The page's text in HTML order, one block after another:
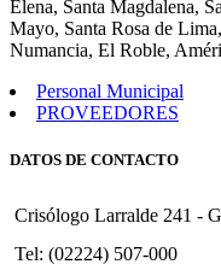
Elena, Santa Magdalena,
Mayo, Santa Rosa de
Numancia, El Roble,
Personal Municipal
PROVEEDORES
DATOS DE CONTACTO
Crisólogo Larralde 241 -
Tel: (02224) 507-000